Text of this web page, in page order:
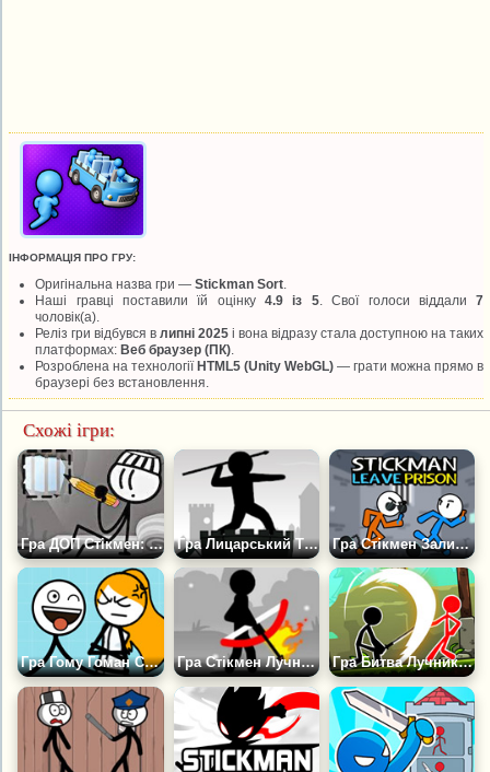
ІНФОРМАЦІЯ ПРО ГРУ:
Оригінальна назва гри —Stickman Sort
Наші гравці поставили їй оцінку4.9 із 5. Свої голоси віддали7
чоловік(а).
Реліз гри відбувся влипні 2025 і вона відразу стала доступною на таких
платформах:Веб браузер (ПК)
Розроблена на технологіїHTML5 (Unity WebGL) — грати можна прямо в
браузері без встановлення.
Схожі ігри:
Гра ДОП Стікмен: Втеча з в'язниці Гра Лицарський Турнір Гра Стікмен Залишає В'язницю
Гра Гому Гоман Стікмен Гра Стікмен Лучник 2 Гра Битва Лучника Стікмена